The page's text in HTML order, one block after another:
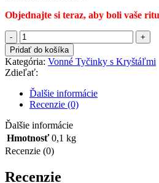
Objednajte si teraz, aby boli vaše
množstvo
Green
Tree
vonné
tyčinky
s
drahokamom
ČISTENIE
-
santalom
čiernym
Pridať do košíka
Kategória: Vonné Tyčinky s Kryštáľmi
Zdieľať:
Ďalšie informácie
Recenzie (0)
Ďalšie informácie
Hmotnosť 0,1 kg
Recenzie (0)
Recenzie